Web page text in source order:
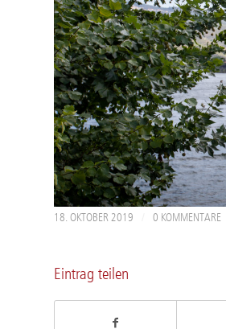
18. OKTOBER 2019 0 KOMMENTARE
Eintrag teilen